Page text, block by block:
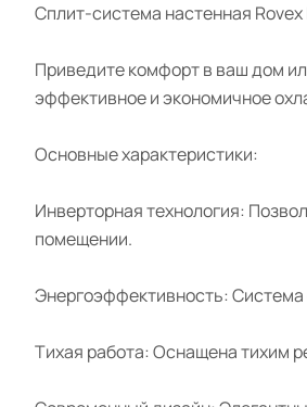
Сплит-система настенная Rovex
Приведите комфорт в ваш дом
эффективное и экономичное
Основные характеристики:
Инверторная технология:
помещении.
Энергоэффективность: Система
Тихая работа: Оснащена тихим